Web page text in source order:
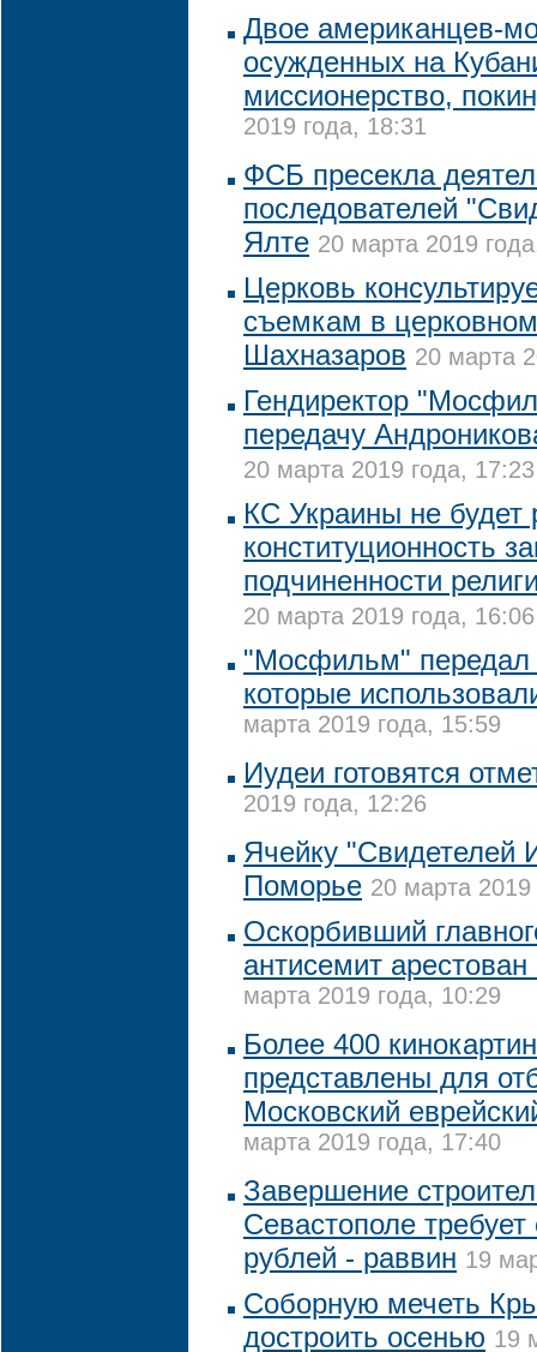
Двое американцев-
осужденных на
миссионерство,
2019 года, 18:31
ФСБ пресекла
последователей
Ялте 20 марта 2019
Церковь
съемкам в
Шахназаров 20 марта
Гендиректор
передачу
20 марта 2019 года, 17:23
КС Украины не будет
конституционность
подчиненности
20 марта 2019 года, 16:06
"Мосфильм" передал
которые
марта 2019 года, 15:59
Иудеи готовятся
2019 года, 12:26
Ячейку "Свидетелей
Поморье 20 марта 2019
Оскорбивший
антисемит
марта 2019 года, 10:29
Более 400
представлены для
Московский
марта 2019 года, 17:40
Завершение
Севастополе
рублей - раввин 19
Соборную мечеть
достроить осенью 19